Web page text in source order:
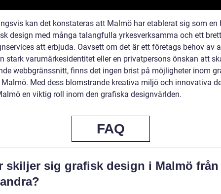
kan det konstateras att Malmö har etablerat sig som en
design med många talangfulla yrkesverksamma och ett
att erbjuda. Oavsett om det är ett företags behov av
stark varumärkesidentitet eller en privatpersons önskan att
webbgränssnitt, finns det ingen brist på möjligheter inom
Med dess blomstrande kreativa miljö och innovativa
en viktig roll inom den grafiska designvärlden.
FAQ
skiljer sig grafisk design i Malmö från